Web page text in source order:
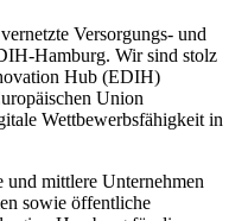
Versorgungs- und
Hamburg. Wir sind stolz
Hub (EDIH)
Union
Wettbewerbsfähigkeit in
und mittlere Unternehmen
sowie öffentliche